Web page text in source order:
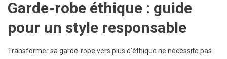
Garde-robe éthique : guide
pour un style responsable
Transformer sa garde-robe vers plus d’éthique ne nécessite pas